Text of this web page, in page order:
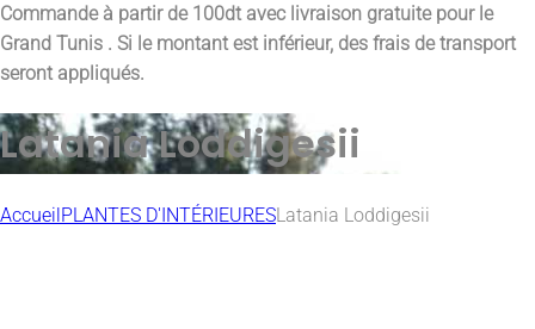
Commande à partir de 100dt avec livraison gratuite pour le
Grand Tunis . Si le montant est inférieur, des frais de transport
seront appliqués.
Latania Loddigesii
AccueilPLANTES D'INTÉRIEURESLatania Loddigesii